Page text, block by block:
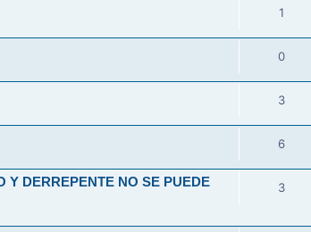
1
0
3
6
Y DERREPENTE NO SE PUEDE
3